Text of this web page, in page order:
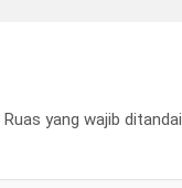
Ruas yang wajib ditandai